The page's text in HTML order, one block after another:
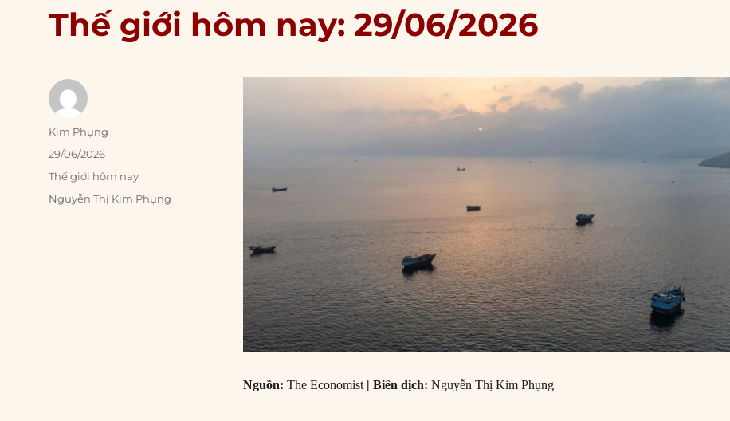
Thế giới hôm nay: 29/06/2026
Nguồn:The Economist | Biên dịch:Nguyễn Thị Kim Phụng
Author
Kim Phụng
Posted
on
29/06/2026
Categories
Thế giới hôm nay
Tags
Nguyễn Thị Kim Phụng